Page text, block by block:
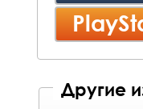
Другие